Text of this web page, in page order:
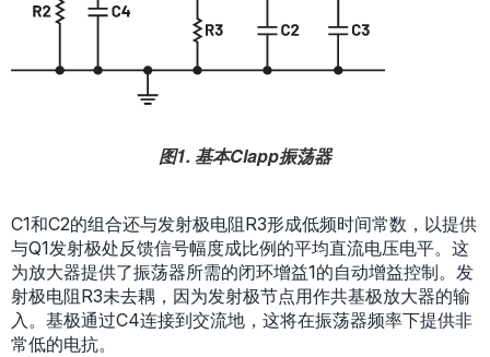
图1. 基本Clapp振荡器
C1和C2的组合还与发射极电阻R3形成低频时间常数，以提供
与Q1发射极处反馈信号幅度成比例的平均直流电压电平。这
为放大器提供了振荡器所需的闭环增益1的自动增益控制。发
射极电阻R3未去耦，因为发射极节点用作共基极放大器的输
入。基极通过C4连接到交流地，这将在振荡器频率下提供非
常低的电抗。